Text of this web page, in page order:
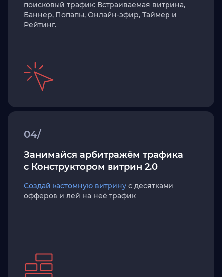
поисковый трафик: Встраиваемая витрина,
Баннер, Попапы, Онлайн-эфир, Таймер и
Рейтинг.
04/
Занимайся арбитражём трафика
с Конструктором витрин 2.0
Создай кастомную витрину с десятками
офферов и лей на неё трафик